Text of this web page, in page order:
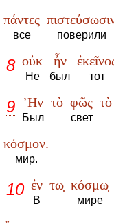
πάντες
все поверили
8 οὐκ
Не
ἦν
был тот
9 ’Ην
Был
τὸ φῶς
свет
τὸ
κόσμον.
мир.
10 ἐν
В
τω̣ κόσμω̣
мире